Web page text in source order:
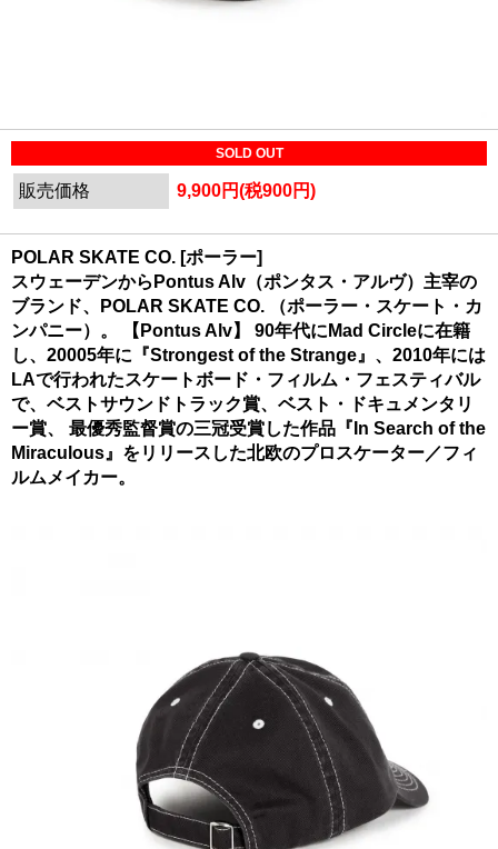
SOLD OUT
販売価格 9,900円(税900円)
POLAR SKATE CO. [ポーラー]
スウェーデンからPontus Alv（ポンタス・アルヴ）主宰の
ブランド、POLAR SKATE CO. （ポーラー・スケート・カ
ンパニー）。 【Pontus Alv】 90年代にMad Circleに在籍
し、20005年に『Strongest of the Strange』、2010年には
LAで行われたスケートボード・フィルム・フェスティバル
で、ベストサウンドトラック賞、ベスト・ドキュメンタリ
ー賞、 最優秀監督賞の三冠受賞した作品『In Search of the
Miraculous』をリリースした北欧のプロスケーター／フィ
ルムメイカー。